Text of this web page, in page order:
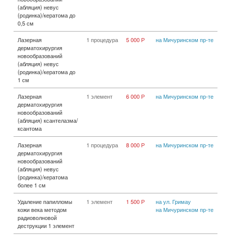
(абляция) невус
(родинка)/кератома до
0,5 см
Лазерная
дерматохирургия
новообразований
(абляция) невус
(родинка)/кератома до
1 см
1 процедура 5 000 Р на Мичуринском пр-те
Лазерная
дерматохирургия
новообразований
(абляция) ксантелазма/
ксантома
1 элемент 6 000 Р на Мичуринском пр-те
Лазерная
дерматохирургия
новообразований
(абляция) невус
(родинка)/кератома
более 1 см
1 процедура 8 000 Р на Мичуринском пр-те
Удаление папилломы
кожи века методом
радиоволновой
деструкции 1 элемент
1 элемент 1 500 Р
на ул. Гримау
на Мичуринском пр-те